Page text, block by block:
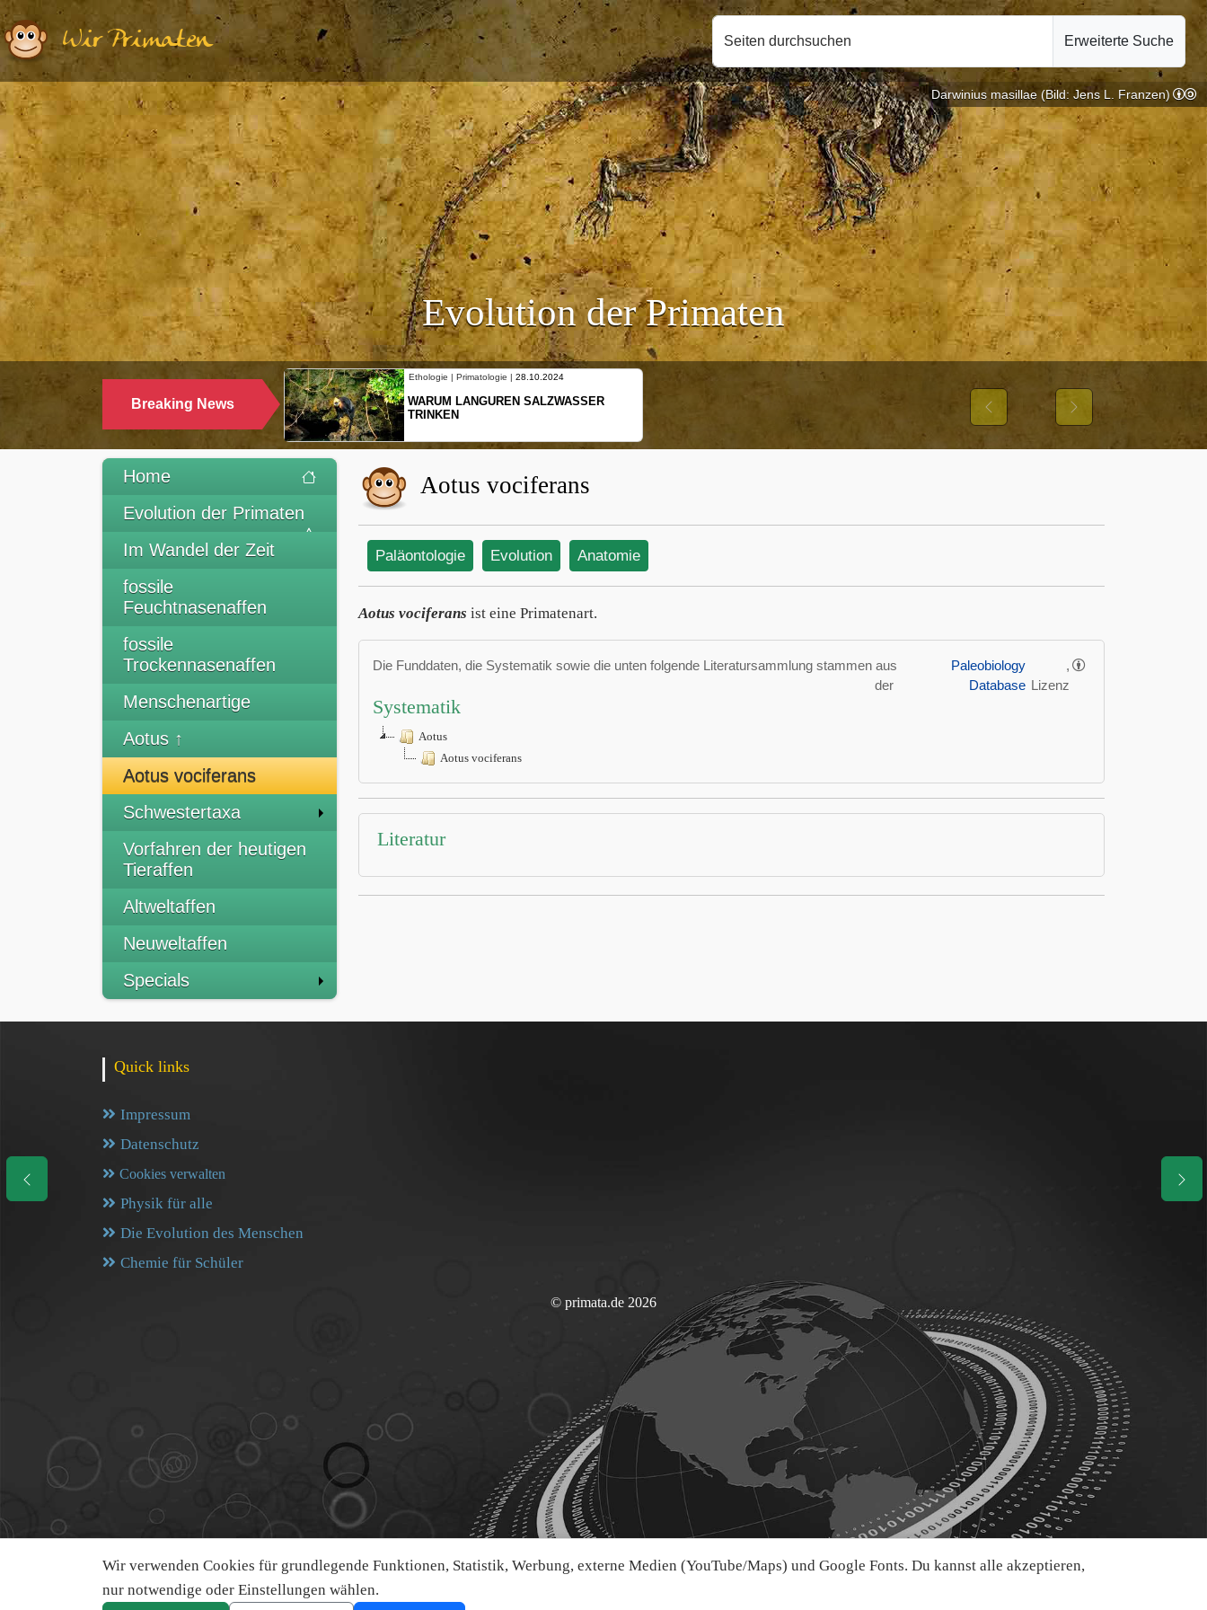
Wir Primaten Seiten durchsuchen Erweiterte Suche
Evolution der Primaten
Breaking News
Ethologie | Primatologie | 28.10.2024
WARUM LANGUREN SALZWASSER
TRINKEN
Previous Next
Wir verwenden Cookies für grundlegende Funktionen, Statistik, Werbung, externe Medien (YouTube/Maps) und Google Fonts. Du kannst alle akzeptieren,
nur notwendige oder Einstellungen wählen.
Darwinius masillae (Bild: Jens L. Franzen)
Home
Evolution der Primaten
Im Wandel der Zeit
fossile
Feuchtnasenaffen
fossile
Trockennasenaffen
Menschenartige
Aotus ↑
Aotus vociferans
Schwestertaxa
Vorfahren der heutigen
Tieraffen
Altweltaffen
Neuweltaffen
Specials
Aotus vociferans
Paläontologie Evolution Anatomie
Aotus vociferans ist eine Primatenart.
Die Funddaten, die Systematik sowie die unten folgende Literatursammlung stammen aus
der
Paleobiology
Database
,
Lizenz
Systematik
Aotus
Aotus vociferans
Literatur
Quick links
Impressum
Datenschutz
Cookies verwalten
Physik für alle
Die Evolution des Menschen
Chemie für Schüler
© primata.de 2026